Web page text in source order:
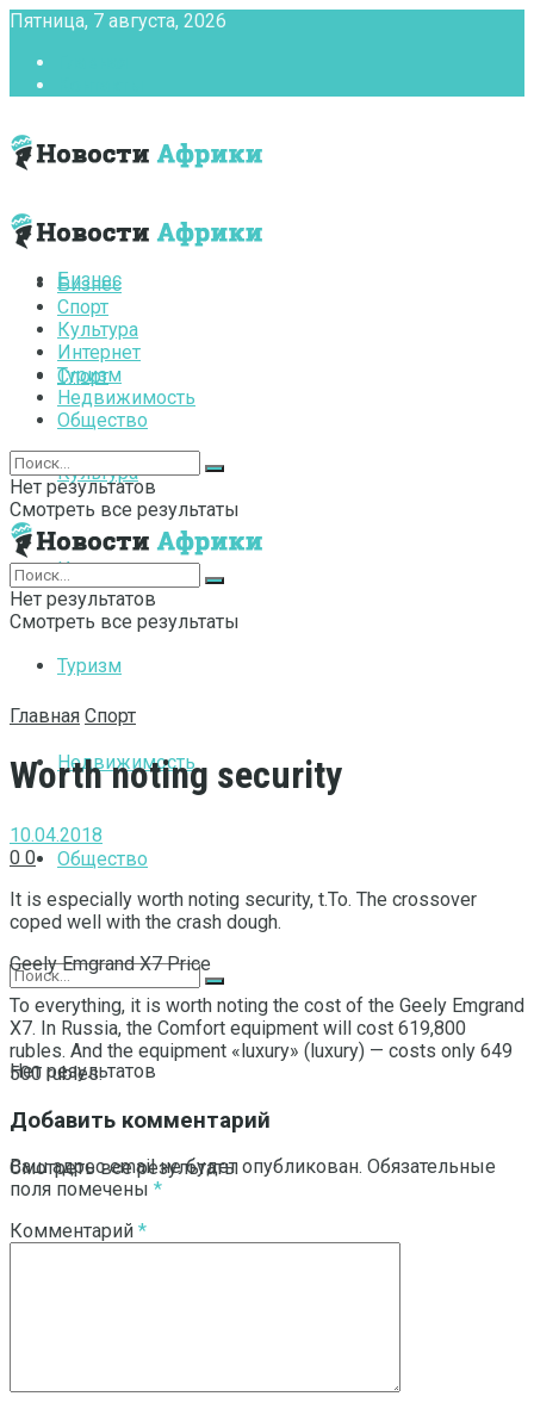
Пятница, 7 августа, 2026
Бизнес
Спорт
Культура
Интернет
Туризм
Недвижимость
Общество
Нет результатов
Смотреть все результаты
Бизнес
Спорт
Культура
Интернет
Туризм
Недвижимость
Общество
Нет результатов
Смотреть все результаты
Нет результатов
Смотреть все результаты
Главная Спорт
Worth noting security
10.04.2018
0 0
It is especially worth noting security, t.To. The crossover
coped well with the crash dough.
Geely Emgrand X7 Price
To everything, it is worth noting the cost of the Geely Emgrand
X7. In Russia, the Comfort equipment will cost 619,800
rubles. And the equipment «luxury» (luxury) — costs only 649
500 rubles.
Добавить комментарий
Ваш адрес email не будет опубликован. Обязательные
поля помечены *
Комментарий *